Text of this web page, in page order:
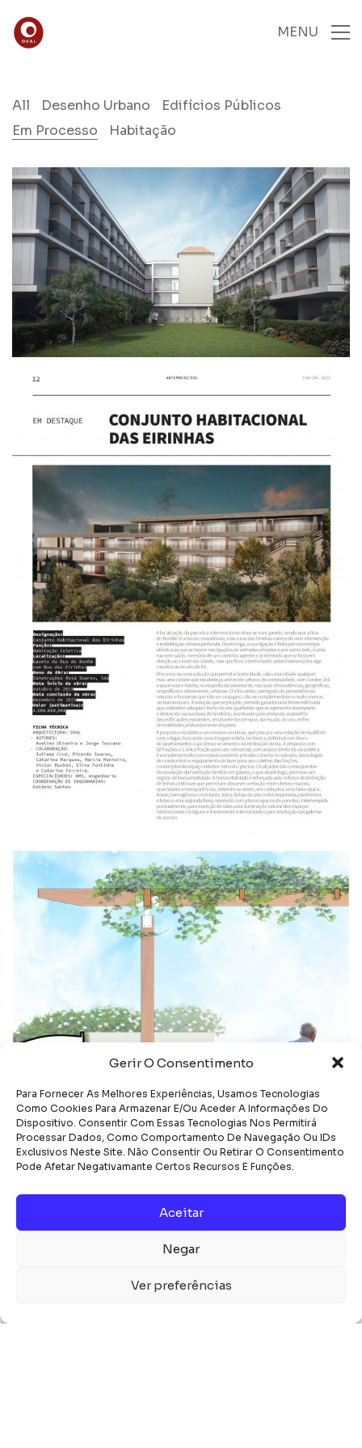
Gerir O Consentimento
Para Fornecer As Melhores Experiências, Usamos Tecnologias
Como Cookies Para Armazenar E/ou Aceder A Informações Do
Dispositivo. Consentir Com Essas Tecnologias Nos Permitirá
Processar Dados, Como Comportamento De Navegação Ou IDs
Exclusivos Neste Site. Não Consentir Ou Retirar O Consentimento
Pode Afetar Negativamante Certos Recursos E Funções.
Aceitar
Negar
Ver preferências
MENU
All Desenho Urbano
Edifícios Públicos
Em Processo
Habitação